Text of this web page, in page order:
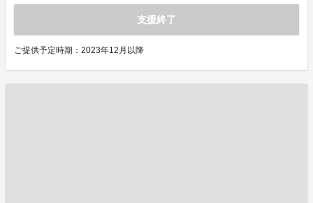
支援終了
ご提供予定時期：2023年12月以降